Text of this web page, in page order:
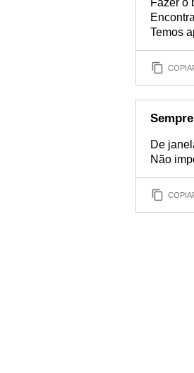
Fazer o
Temos
De
Não